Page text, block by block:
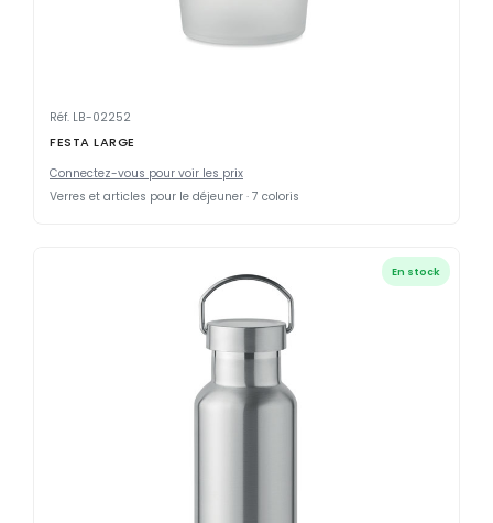
Réf. LB-02252
FESTA LARGE
Connectez-vous pour voir les prix
Verres et articles pour le déjeuner · 7 coloris
En stock